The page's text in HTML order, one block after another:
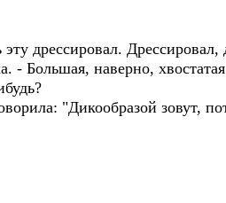
Дрессировал,
- Большая, наверно,
"Дикообразой зовут,